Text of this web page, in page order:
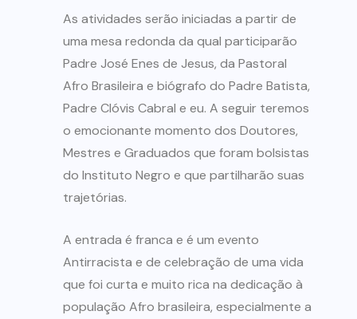
As atividades serão iniciadas a partir de
uma mesa redonda da qual participarão
Padre José Enes de Jesus, da Pastoral
Afro Brasileira e biógrafo do Padre Batista,
Padre Clóvis Cabral e eu. A seguir teremos
o emocionante momento dos Doutores,
Mestres e Graduados que foram bolsistas
do Instituto Negro e que partilharão suas
trajetórias.
A entrada é franca e é um evento
Antirracista e de celebração de uma vida
que foi curta e muito rica na dedicação à
população Afro brasileira, especialmente a